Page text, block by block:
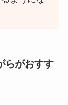
らがおすす